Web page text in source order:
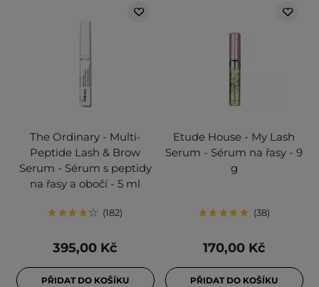
The Ordinary - Multi-
Peptide Lash & Brow
Serum - Sérum s peptidy
na řasy a obočí - 5 ml
182
395,00 Kč
PŘIDAT DO KOŠÍKU
Etude House - My Lash
Serum - Sérum na řasy - 9
g
38
170,00 Kč
PŘIDAT DO KOŠÍKU